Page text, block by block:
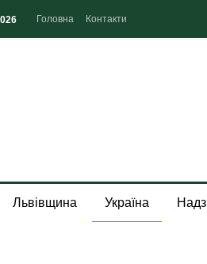
Головна Контакти
Львівщина Україна